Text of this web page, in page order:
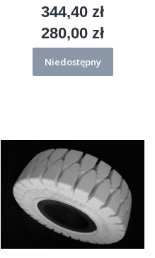
Cena
344,40 zł
Cena
280,00 zł
Niedostępny